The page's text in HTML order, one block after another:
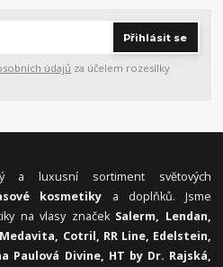
Přihlásit se
údajů za účelem rozesílky
a luxusní sortiment světových
kosmetiky a doplňků. Jsme
na vlasy značek Salerm, Lendan,
Medavita, Cotril, RR Line, Edelstein,
Paulová Divine, HT by Dr. Rajská,